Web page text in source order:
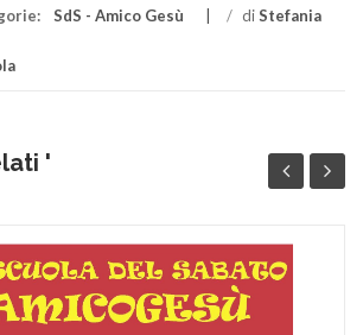
SdS - Amico Gesù / diStefania
'